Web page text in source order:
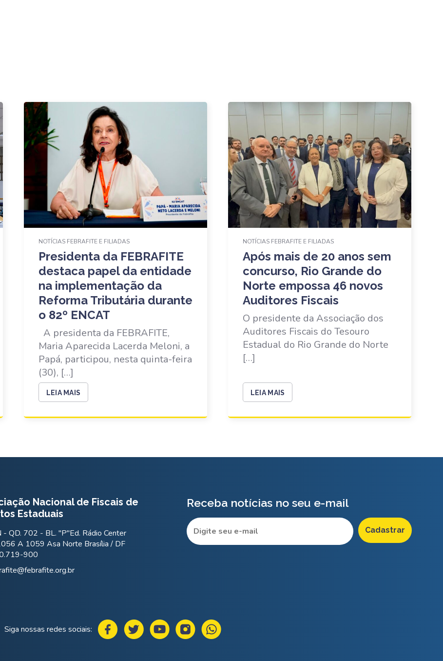
NOTÍCIAS FEBRAFITE E FILIADAS
Presidenta da FEBRAFITE
destaca papel da entidade
na implementação da
Reforma Tributária durante
o 82º ENCAT
A presidenta da FEBRAFITE,
Maria Aparecida Lacerda Meloni, a
Papá, participou, nesta quinta-feira
(30), […]
LEIA MAIS
NOTÍCIAS FEBRAFITE E FILIADAS
Após mais de 20 anos sem
concurso, Rio Grande do
Norte empossa 46 novos
Auditores Fiscais
O presidente da Associação dos
Auditores Fiscais do Tesouro
Estadual do Rio Grande do Norte
[…]
LEIA MAIS
Nacional de Fiscais de
Estaduais
- QD. 702 - BL. "P"Ed. Rádio Center
A 1059 Asa Norte Brasília / DF
900
Receba notícias no seu e-mail
Siga nossas redes sociais: